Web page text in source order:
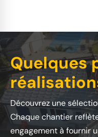
Quelques
Découvrez une
Chaque chantier
engagement à fournir